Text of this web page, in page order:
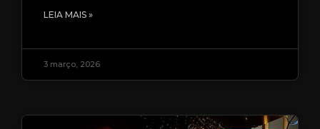
LEIA MAIS »
3 março, 2026